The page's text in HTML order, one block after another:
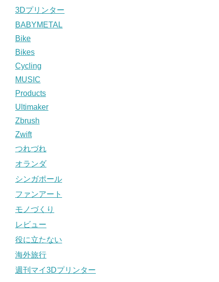
3Dプリンター
BABYMETAL
Bike
Bikes
Cycling
MUSIC
Products
Ultimaker
Zbrush
Zwift
つれづれ
オランダ
シンガポール
ファンアート
モノづくり
レビュー
役に立たない
海外旅行
週刊マイ3Dプリンター